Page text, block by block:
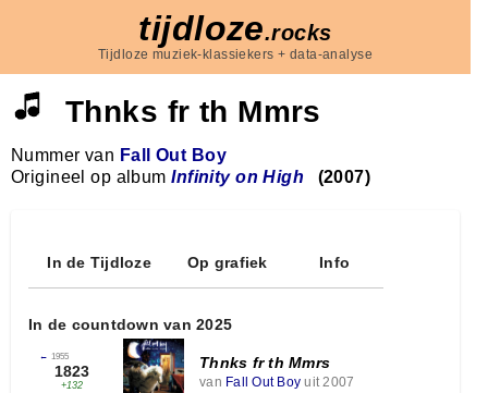
tijdloze.rocks
Tijdloze muziek-klassiekers + data-analyse
Thnks fr th Mmrs
Nummer van Fall Out Boy
Origineel op albumInfinity on High (2007)
In de Tijdloze Op grafiek Info
In de countdown van 2025
← 1955
1823
+132
Thnks fr th Mmrs
van Fall Out Boy uit 2007